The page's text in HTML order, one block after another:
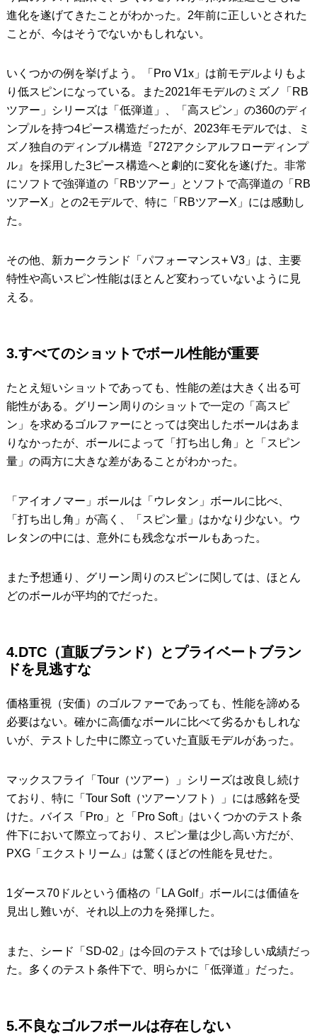
進化を遂げてきたことがわかった。2年前に正しいとされた
ことが、今はそうでないかもしれない。
いくつかの例を挙げよう。「Pro V1x」は前モデルよりもよ
り低スピンになっている。また2021年モデルのミズノ「RB
ツアー」シリーズは「低弾道」、「高スピン」の360のディ
ンプルを持つ4ピース構造だったが、2023年モデルでは、ミ
ズノ独自のディンブル構造『272アクシアルフローディンプ
ル』を採用した3ピース構造へと劇的に変化を遂げた。非常
にソフトで強弾道の「RBツアー」とソフトで高弾道の「RB
ツアーX」との2モデルで、特に「RBツアーX」には感動し
た。
その他、新カークランド「パフォーマンス+ V3」は、主要
特性や高いスピン性能はほとんど変わっていないように見
える。
3.すべてのショットでボール性能が重要
たとえ短いショットであっても、性能の差は大きく出る可
能性がある。グリーン周りのショットで一定の「高スピ
ン」を求めるゴルファーにとっては突出したボールはあま
りなかったが、ボールによって「打ち出し角」と「スピン
量」の両方に大きな差があることがわかった。
「アイオノマー」ボールは「ウレタン」ボールに比べ、
「打ち出し角」が高く、「スピン量」はかなり少ない。ウ
レタンの中には、意外にも残念なボールもあった。
また予想通り、グリーン周りのスピンに関しては、ほとん
どのボールが平均的でだった。
4.DTC（直販ブランド）とプライベートブラン
ドを見逃すな
価格重視（安価）のゴルファーであっても、性能を諦める
必要はない。確かに高価なボールに比べて劣るかもしれな
いが、テストした中に際立っていた直販モデルがあった。
マックスフライ「Tour（ツアー）」シリーズは改良し続け
ており、特に「Tour Soft（ツアーソフト）」には感銘を受
けた。バイス「Pro」と「Pro Soft」はいくつかのテスト条
件下において際立っており、スピン量は少し高い方だが、
PXG「エクストリーム」は驚くほどの性能を見せた。
1ダース70ドルという価格の「LA Golf」ボールには価値を
見出し難いが、それ以上の力を発揮した。
また、シード「SD-02」は今回のテストでは珍しい成績だっ
た。多くのテスト条件下で、明らかに「低弾道」だった。
5.不良なゴルフボールは存在しない